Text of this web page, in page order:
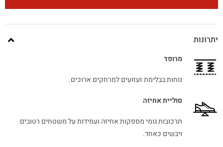
יתרונות
מרופד
נוחות בבלימת זעזועים למרחקים ארוכים.
סוליית אחיזה
תרכובות גומי מספקות אחיזה ועמידות על משטחים רטובים
ויבשים כאחד.